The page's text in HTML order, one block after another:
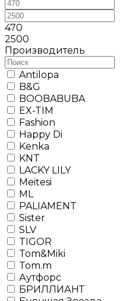
470
2500
Производитель
Antilopa
B&G
BOOBABUBA
EX-TIM
Fashion
Happy Di
Kenka
KNT
LACKY LILY
Meitesi
ML
PALIAMENT
Sister
SLV
TIGOR
Tom&Miki
Tom.m
Аутфорс
БРИЛЛИАНТ